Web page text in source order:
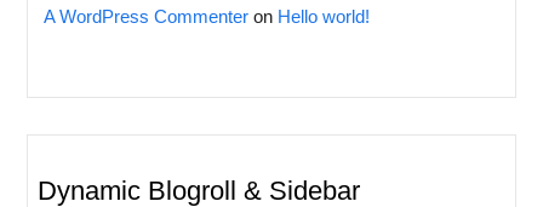
A WordPress Commenter on Hello world!
Dynamic Blogroll & Sidebar